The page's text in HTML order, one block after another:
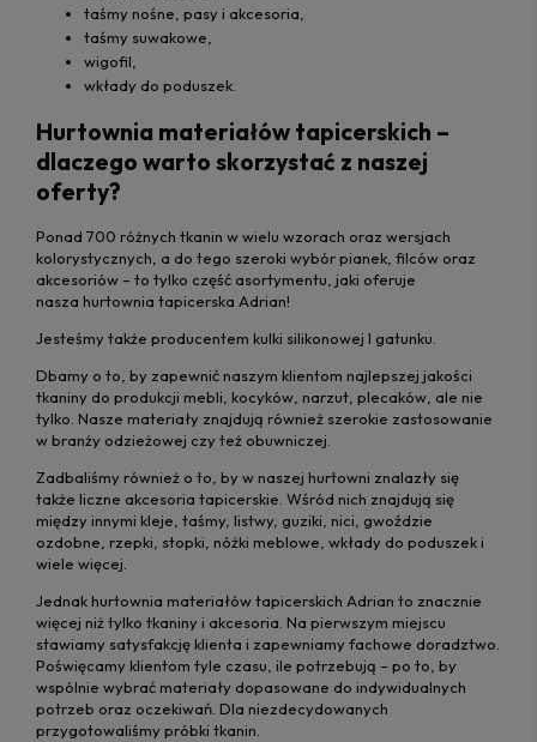
taśmy nośne, pasy i akcesoria,
taśmy suwakowe,
wigofil,
wkłady do poduszek.
Hurtownia materiałów tapicerskich –
dlaczego warto skorzystać z naszej
oferty?
Ponad 700 różnych tkanin w wielu wzorach oraz wersjach
kolorystycznych, a do tego szeroki wybór pianek, filców oraz
akcesoriów – to tylko część asortymentu, jaki oferuje
nasza hurtownia tapicerska Adrian!
Jesteśmy także producentem kulki silikonowej I gatunku.
Dbamy o to, by zapewnić naszym klientom najlepszej jakości
tkaniny do produkcji mebli, kocyków, narzut, plecaków, ale nie
tylko. Nasze materiały znajdują również szerokie zastosowanie
w branży odzieżowej czy też obuwniczej.
Zadbaliśmy również o to, by w naszej hurtowni znalazły się
także liczne akcesoria tapicerskie. Wśród nich znajdują się
między innymi kleje, taśmy, listwy, guziki, nici, gwoździe
ozdobne, rzepki, stopki, nóżki meblowe, wkłady do poduszek i
wiele więcej.
Jednak hurtownia materiałów tapicerskich Adrian to znacznie
więcej niż tylko tkaniny i akcesoria. Na pierwszym miejscu
stawiamy satysfakcję klienta i zapewniamy fachowe doradztwo.
Poświęcamy klientom tyle czasu, ile potrzebują – po to, by
wspólnie wybrać materiały dopasowane do indywidualnych
potrzeb oraz oczekiwań. Dla niezdecydowanych
przygotowaliśmy próbki tkanin.